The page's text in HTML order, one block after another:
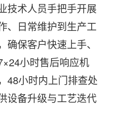
技术人员手把手开展
、日常维护到生产工
保客户快速上手、
小时售后响应机
48小时内上门排查处
设备升级与工艺迭代